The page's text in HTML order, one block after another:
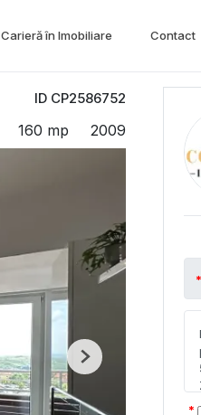
Carieră în Imobiliare Contact
ID CP2586752
160 mp 2009
Next